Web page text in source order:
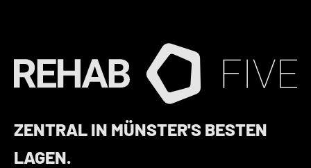
ZENTRAL IN MÜNSTER'S BESTEN
LAGEN.